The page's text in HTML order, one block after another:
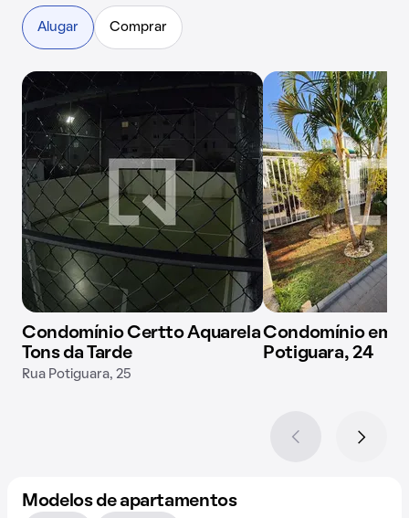
Alugar Comprar
Condomínio Certto Aquarela
Tons da Tarde
Rua Potiguara, 25
Condomínio em
Potiguara, 24
Modelos de apartamentos